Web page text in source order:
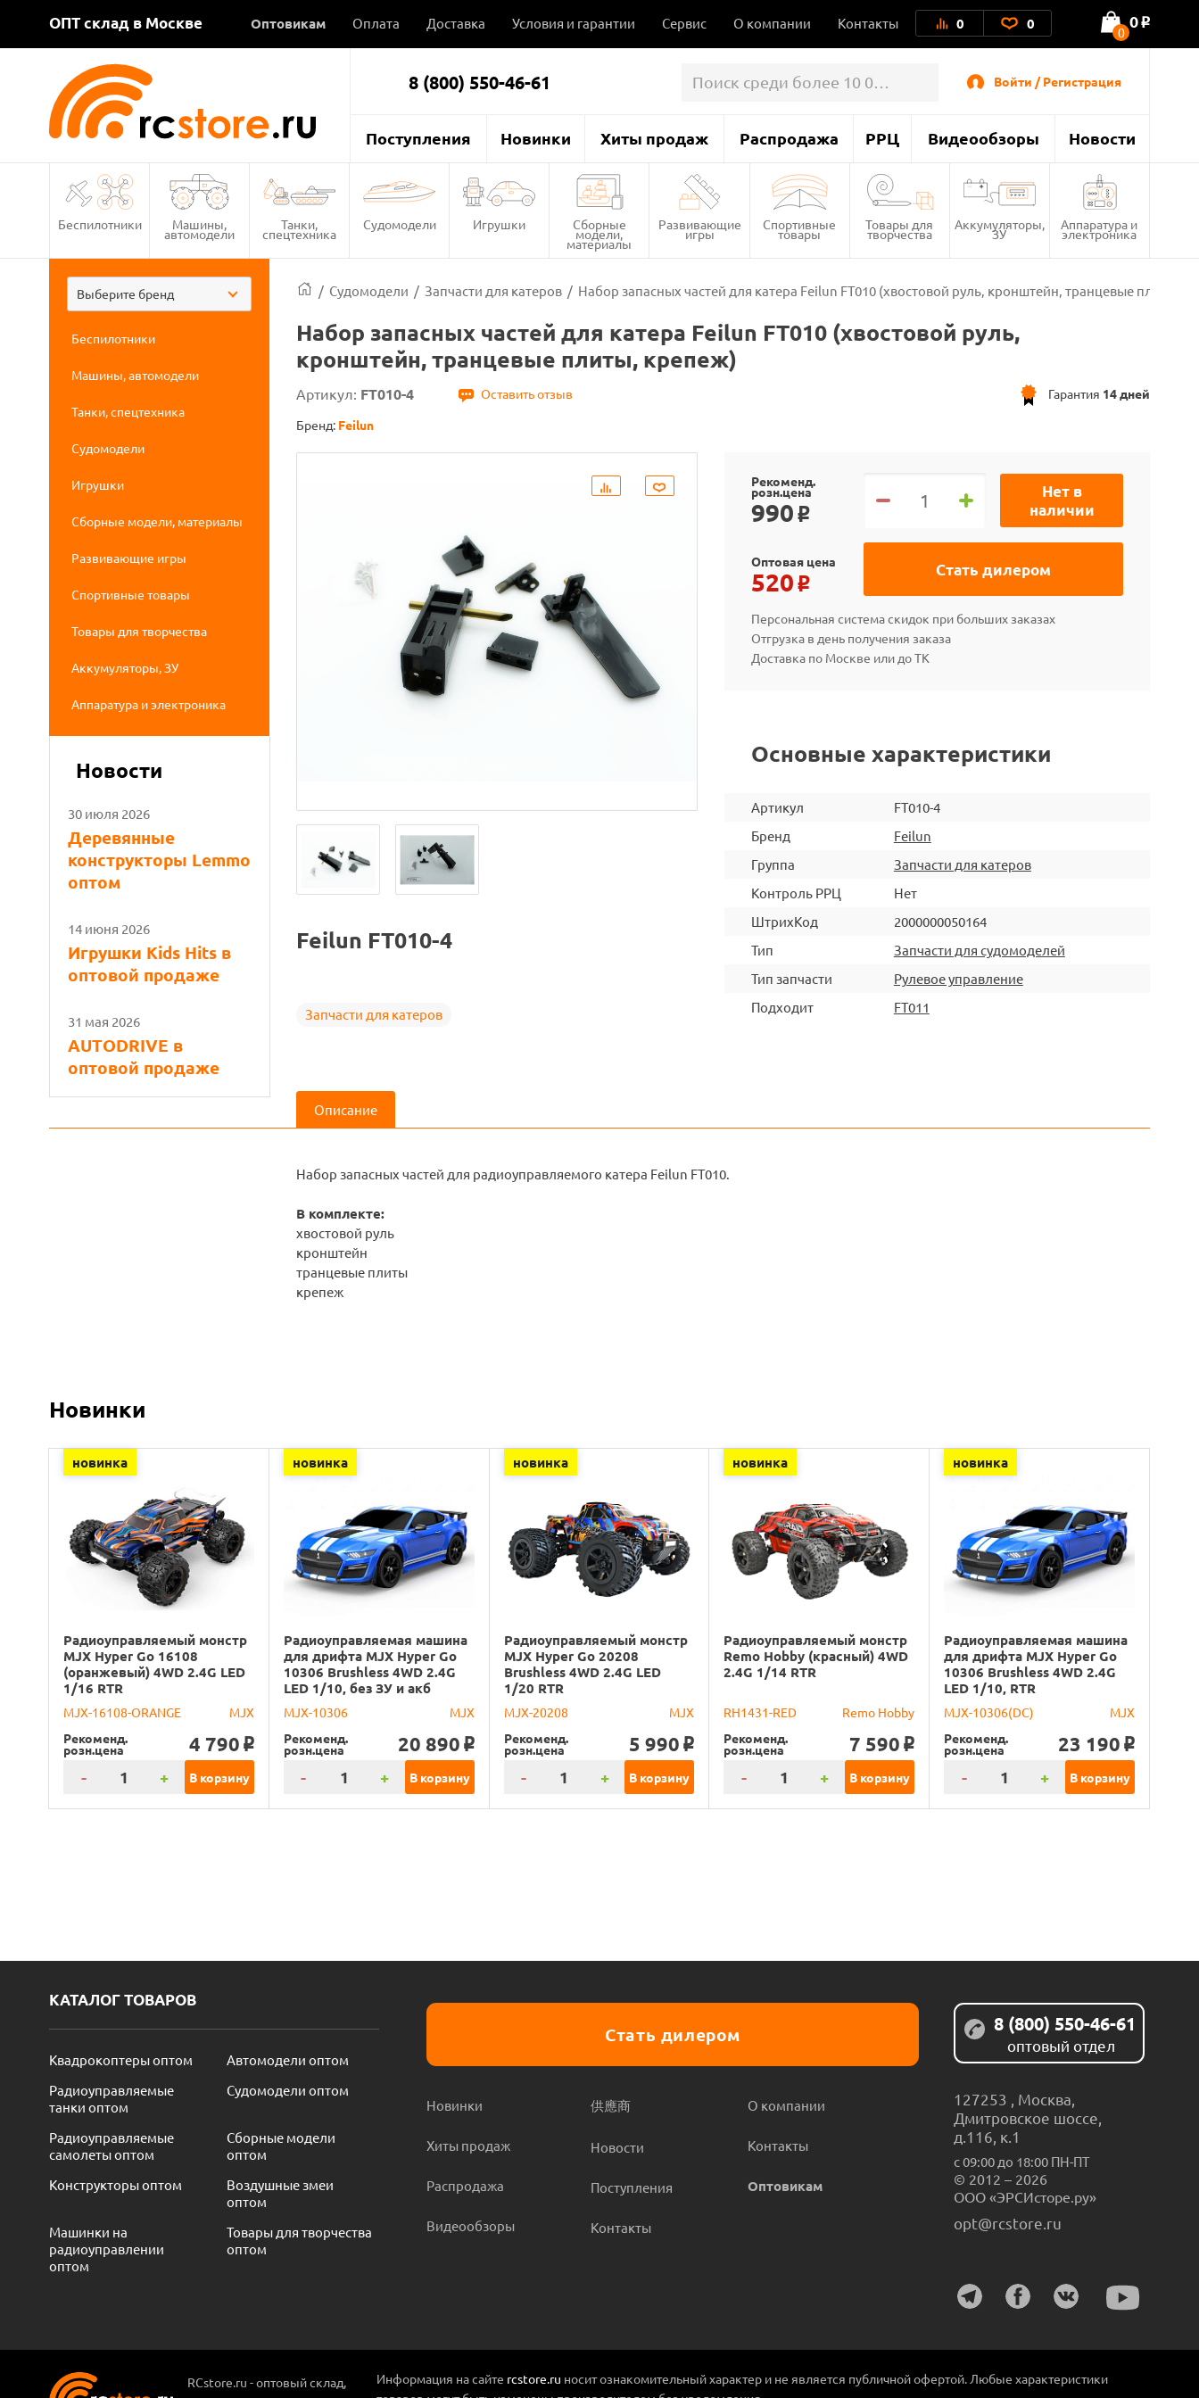
ОПТ склад в Москве Оптовикам Оплата Доставка Условия и гарантии Сервис О компании Контакты 0 0 0
0 o
8 (800) 550-46-61 Войти / Регистрация
Поступления Новинки Хиты продаж Распродажа РРЦ Видеообзоры Новости
Беспилотники Машины,
автомодели
Танки,
спецтехника
Судомодели Игрушки Сборные
модели,
материалы
Развивающие
игры
Спортивные
товары
Товары для
творчества
Аккумуляторы,
ЗУ
Аппаратура и
электроника
Выберите бренд
Беспилотники
Машины, автомодели
Танки, спецтехника
Судомодели
Игрушки
Сборные модели, материалы
Развивающие игры
Спортивные товары
Товары для творчества
Аккумуляторы, ЗУ
Аппаратура и электроника
Новости
30 июля 2026
Деревянные
конструкторы Lemmo
оптом
14 июня 2026
Игрушки Kids Hits в
оптовой продаже
31 мая 2026
AUTODRIVE в
оптовой продаже
/ Судомодели / Запчасти для катеров / Набор запасных частей для катера Feilun FT010 (хвостовой руль, кронштейн, транцевые плиты,
Набор запасных частей для катера Feilun FT010 (хвостовой руль,
кронштейн, транцевые плиты, крепеж)
Артикул: FT010-4 Оставить отзыв Гарантия 14 дней
Бренд: Feilun
Feilun FT010-4
Запчасти для катеров
Рекоменд.
розн.цена
990 o
Нет в
наличии
Стать дилером
Оптовая цена
520 o
Персональная система скидок при больших заказах
Отгрузка в день получения заказа
Доставка по Москве или до ТК
Основные характеристики
Артикул
FT010-4
Бренд
Feilun
Группа
Запчасти для катеров
Контроль РРЦ
Нет
ШтрихКод
2000000050164
Тип
Запчасти для судомоделей
Тип запчасти
Рулевое управление
Подходит
FT011
Описание
Набор запасных частей для радиоуправляемого катера Feilun FT010.
В комплекте:
хвостовой руль
кронштейн
транцевые плиты
крепеж
Новинки
новинка
Радиоуправляемый монстр
MJX Hyper Go 16108
(оранжевый) 4WD 2.4G LED
1/16 RTR
MJX-16108-ORANGE
MJX
Рекоменд.
розн.цена 4 790 o
- + В корзину
новинка
Радиоуправляемая машина
для дрифта MJX Hyper Go
10306 Brushless 4WD 2.4G
LED 1/10, без ЗУ и акб
MJX-10306
MJX
Рекоменд.
розн.цена 20 890 o
- + В корзину
новинка
Радиоуправляемый монстр
MJX Hyper Go 20208
Brushless 4WD 2.4G LED
1/20 RTR
MJX-20208
MJX
Рекоменд.
розн.цена 5 990 o
- + В корзину
новинка
Радиоуправляемый монстр
Remo Hobby (красный) 4WD
2.4G 1/14 RTR
RH1431-RED
Remo Hobby
Рекоменд.
розн.цена 7 590 o
- + В корзину
новинка
Радиоуправляемая машина
для дрифта MJX Hyper Go
10306 Brushless 4WD 2.4G
LED 1/10, RTR
MJX-10306(DC)
MJX
Рекоменд.
розн.цена 23 190 o
- + В корзину
КАТАЛОГ ТОВАРОВ
Квадрокоптеры оптом
Автомодели оптом
Радиоуправляемые
танки оптом
Судомодели оптом
Радиоуправляемые
самолеты оптом
Сборные модели
оптом
Конструкторы оптом
Воздушные змеи
оптом
Машинки на
радиоуправлении
оптом
Товары для творчества
оптом
Стать дилером
Новинки
Хиты продаж
Распродажа
Видеообзоры
供應商
Новости
Поступления
Контакты
О компании
Контакты
Оптовикам
8 (800) 550-46-61
оптовый отдел
127253 Москва
Дмитровское шоссе,
д.116, к.1
с 09:00 до 18:00 ПН-ПТ
© 2012 – 2026
ООО «ЭРСИсторе.ру»
opt@rcstore.ru
RCstore.ru - оптовый склад,
Информация на сайте rcstore.ru носит ознакомительный характер и не является публичной офертой. Любые характеристики